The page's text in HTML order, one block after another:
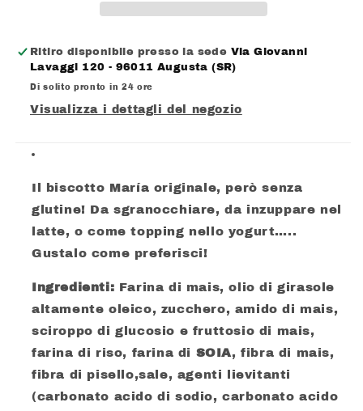
200
200
Ritiro disponibile presso la sede Via Giovanni
Lavaggi 120 - 96011 Augusta (SR)
Di solito pronto in 24 ore
Visualizza i dettagli del negozio
Il biscotto María originale, però senza
glutine! Da sgranocchiare, da inzuppare nel
latte, o come topping nello yogurt…..
Gustalo come preferisci!
Ingredienti: Farina di mais, olio di girasole
altamente oleico, zucchero, amido di mais,
sciroppo di glucosio e fruttosio di mais,
farina di riso, farina di SOIA, fibra di mais,
fibra di pisello,sale, agenti lievitanti
(carbonato acido di sodio, carbonato acido